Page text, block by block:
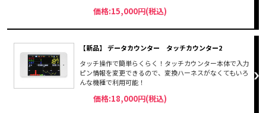
価格:15,000円(税込)
【新品】 データカウンター タッチカウンター2
タッチ操作で簡単らくらく！タッチカウンター本体で入力
ピン情報を変更できるので、変換ハーネスがなくてもいろ
んな機種で利用可能！
価格:18,000円(税込)